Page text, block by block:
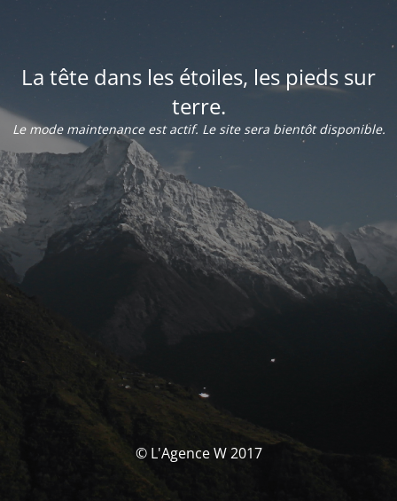
La tête dans les étoiles, les pieds sur
terre.
Le mode maintenance est actif. Le site sera bientôt disponible.
© L'Agence W 2017